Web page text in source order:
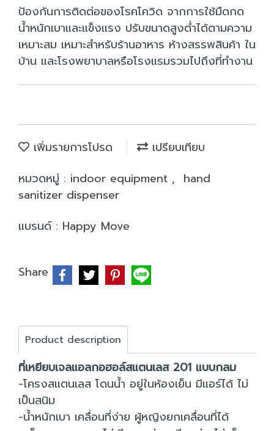
ป้องกันการติดต่อของโรคโควิด จากการใช้มืดกด
น้ำหนักเบาและแข็งแรง ปรับขนาดสูงต่ำได้ตามความ
เหมาะสม เหมาะสำหรับร้านอาหาร ห้างสรรพสินค้า ใน
บ้าน และโรงพยาบาลหรือโรงแรมรวมไปถึงที่ทำงาน
เพิ่มรายการโปรด
เปรียบเทียบ
หมวดหมู่ : indoor equipment , hand
sanitizer dispenser
แบรนด์ : Happy Move
Share
Product description
ที่เหยียบเจลแอลกอฮอล์สแตนเลส 201 แบบกลม
-โครงสแตนเลส โดนน้ำ อยู่ในห้องเย็น มีแอร์ได้ ไม่
เป็นสนิม
-น้ำหนักเบา เคลื่อนที่ง่าย ผู้หญิงยกเคลื่อนที่ได้